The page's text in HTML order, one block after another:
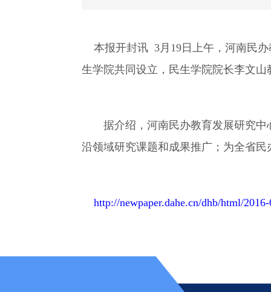
本报开封讯 3月19日上午，河南民办
生学院共同设立，民生学院院长李文
据介绍，河南民办教育发展研究中
沿领域研究课题和成果推广；为全省
http://newpaper.dahe.cn/dhb/html/